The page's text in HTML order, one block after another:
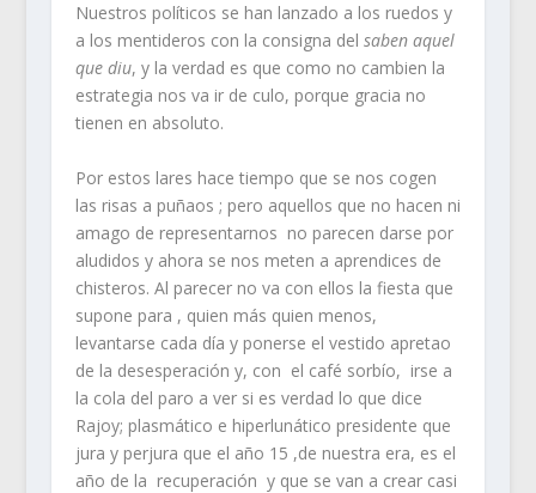
Nuestros políticos se han lanzado a los ruedos y
a los mentideros con la consigna del saben aquel
que diu, y la verdad es que como no cambien la
estrategia nos va ir de culo, porque gracia no
tienen en absoluto.
Por estos lares hace tiempo que se nos cogen
las risas a puñaos ; pero aquellos que no hacen ni
amago de representarnos no parecen darse por
aludidos y ahora se nos meten a aprendices de
chisteros. Al parecer no va con ellos la fiesta que
supone para , quien más quien menos,
levantarse cada día y ponerse el vestido apretao
de la desesperación y, con el café sorbío, irse a
la cola del paro a ver si es verdad lo que dice
Rajoy; plasmático e hiperlunático presidente que
jura y perjura que el año 15 ,de nuestra era, es el
año de la recuperación y que se van a crear casi